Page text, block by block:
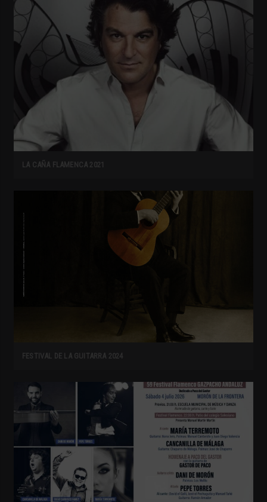
LA CAÑA FLAMENCA 2021
FESTIVAL DE LA GUITARRA 2024